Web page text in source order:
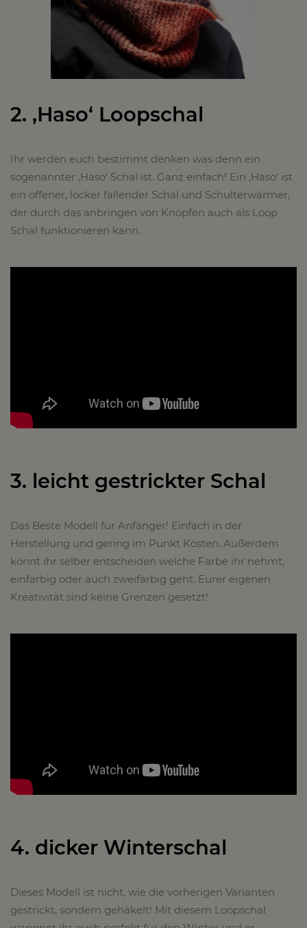
2. ‚Haso‘ Loopschal
Ihr werden euch bestimmt denken was denn ein
sogenannter ‚Haso‘ Schal ist. Ganz einfach! Ein ‚Haso‘ ist
ein offener, locker fallender Schal und Schulterwärmer,
der durch das anbringen von Knöpfen auch als Loop
Schal funktionieren kann.
3. leicht gestrickter Schal
Das Beste Modell für Anfänger! Einfach in der
Herstellung und gering im Punkt Kosten. Außerdem
könnt ihr selber entscheiden welche Farbe ihr nehmt,
einfarbig oder auch zweifarbig geht. Eurer eigenen
Kreativität sind keine Grenzen gesetzt!
4. dicker Winterschal
Dieses Modell ist nicht, wie die vorherigen Varianten
gestrickt, sondern gehäkelt! Mit diesem Loopschal